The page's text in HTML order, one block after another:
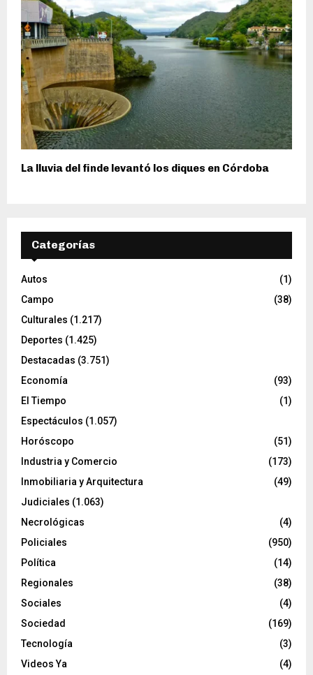
La lluvia del finde levantó los diques en Córdoba
Categorías
Autos
(1)
Campo
(38)
Culturales (1.217)
Deportes (1.425)
Destacadas (3.751)
Economía
(93)
El Tiempo
(1)
Espectáculos (1.057)
Horóscopo
(51)
Industria y Comercio
(173)
Inmobiliaria y Arquitectura
(49)
Judiciales (1.063)
Necrológicas
(4)
Policiales
(950)
Política
(14)
Regionales
(38)
Sociales
(4)
Sociedad
(169)
Tecnología
(3)
Videos Ya
(4)